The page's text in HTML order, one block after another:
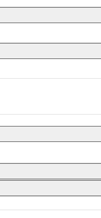
Říjen 2026
ST ČT PÁ SO